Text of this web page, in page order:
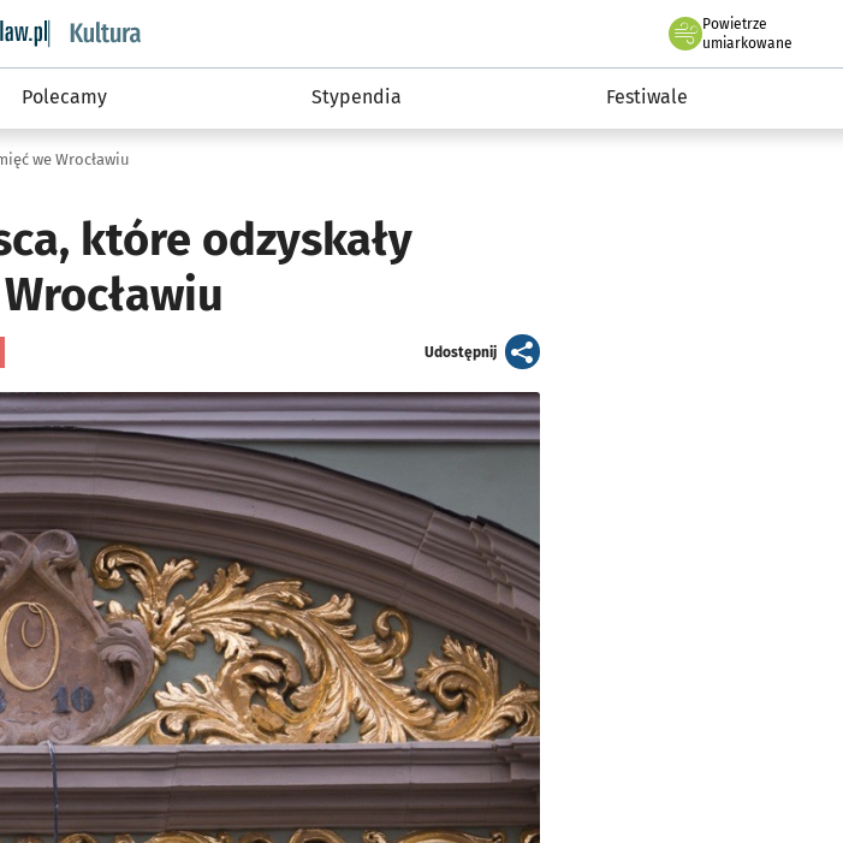
wroclaw.pl podserwis: Kultura
Powietrze
we Wrocławiu
umiarkowane
Polecamy Stypendia Festiwale
we Wrocławiu
które odzyskały
Udostępnijartykuł